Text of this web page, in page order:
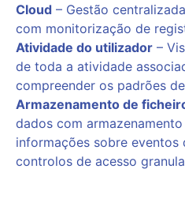
Cloud – Gestão
com monitorização de
Atividade do utilizador –
de toda a atividade
compreender os padrões
Armazenamento de
dados com
informações sobre eventos
controlos de acesso